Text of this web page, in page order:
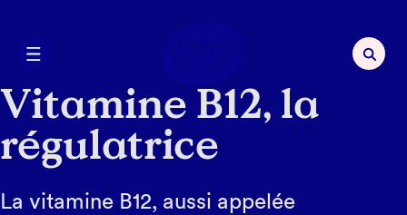
Vitamine B12, la
régulatrice
La vitamine B12, aussi appelée